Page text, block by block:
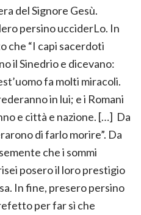
del Signore Gesù.
persino ucciderLo. In
che “I capi sacerdoti
il Sinedrio e dicevano:
fa molti miracoli.
in lui; e i Romani
e città e nazione. […] Da
di farlo morire”. Da
che i sommi
posero il loro prestigio
In fine, presero persino
per far sì che